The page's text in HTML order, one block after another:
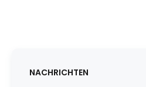
NACHRICHTEN